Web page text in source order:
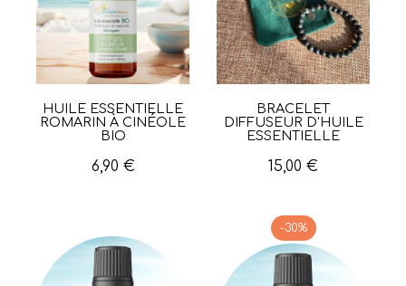
Aperçu rapide
HUILE ESSENTIELLE
ROMARIN À CINÉOLE
BIO
6,90 €
Aperçu rapide
BRACELET
DIFFUSEUR D'HUILE
ESSENTIELLE
15,00 €
-30%